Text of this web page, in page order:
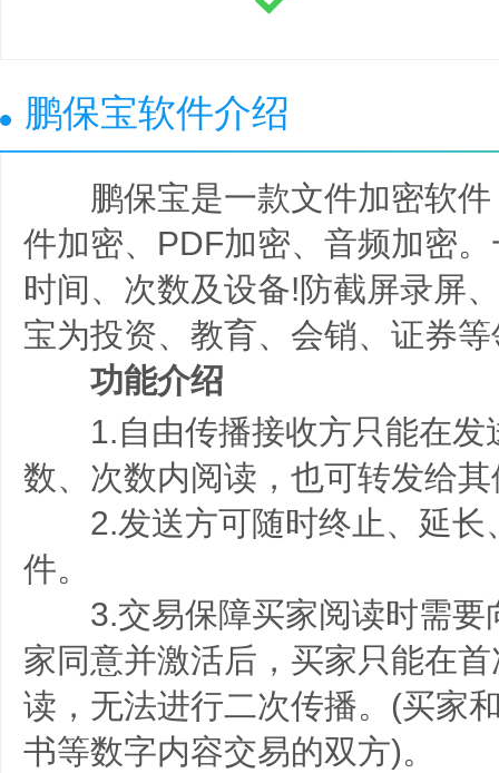
鹏保宝软件介绍
鹏保宝是一款文件加密软件
件加密、PDF加密、音频加密
时间、次数及设备!防截屏录屏
宝为投资、教育、会销、证券
功能介绍
1.自由传播接收方只能在发
数、次数内阅读，也可转发给
2.发送方可随时终止、延长
件。
3.交易保障买家阅读时需要
家同意并激活后，买家只能在
读，无法进行二次传播。(买家
书等数字内容交易的双方)。